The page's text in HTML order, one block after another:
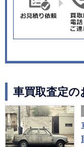
車買取査定の